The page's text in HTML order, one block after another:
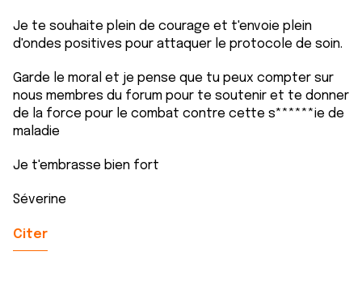
Je te souhaite plein de courage et t'envoie plein
d'ondes positives pour attaquer le protocole de soin.
Garde le moral et je pense que tu peux compter sur
nous membres du forum pour te soutenir et te donner
de la force pour le combat contre cette s******ie de
maladie
Je t'embrasse bien fort
Séverine
Citer